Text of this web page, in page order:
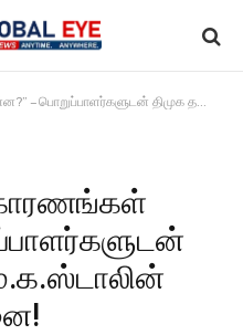
திமுக தலைவர் மு.க.ஸ்டாலின் அவசர ஆலோசனை!